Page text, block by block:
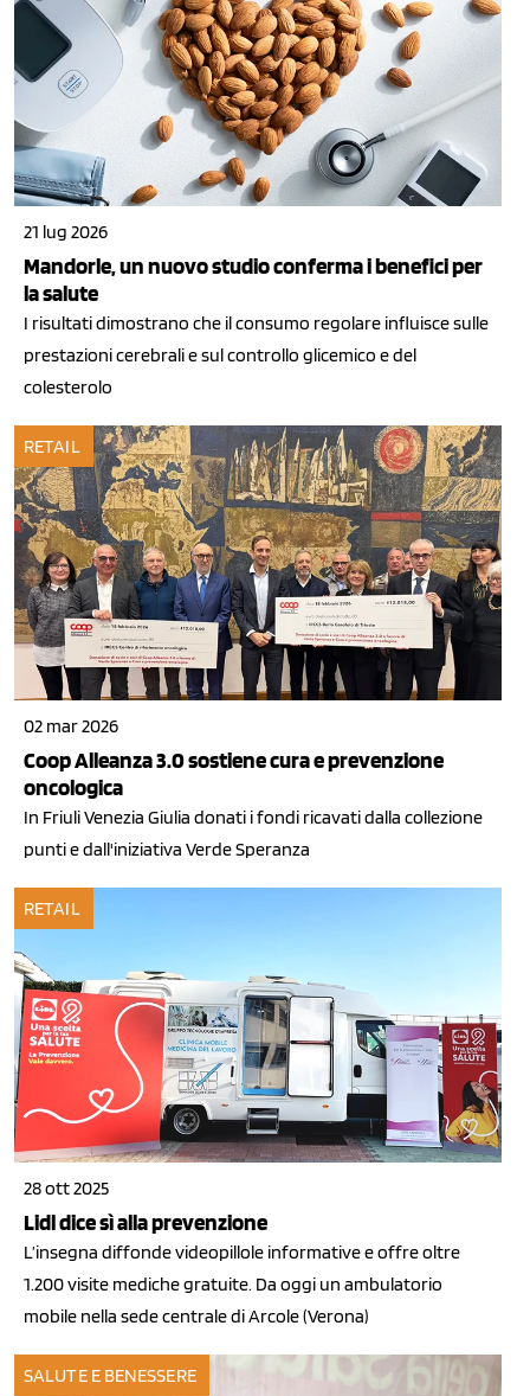
21 lug 2026
Mandorle, un nuovo studio conferma i benefici per
la salute
I risultati dimostrano che il consumo regolare influisce sulle
prestazioni cerebrali e sul controllo glicemico e del
colesterolo
RETAIL
02 mar 2026
Coop Alleanza 3.0 sostiene cura e prevenzione
oncologica
In Friuli Venezia Giulia donati i fondi ricavati dalla collezione
punti e dall'iniziativa Verde Speranza
RETAIL
28 ott 2025
Lidl dice sì alla prevenzione
L’insegna diffonde videopillole informative e offre oltre
1.200 visite mediche gratuite. Da oggi un ambulatorio
mobile nella sede centrale di Arcole (Verona)
SALUTE E BENESSERE